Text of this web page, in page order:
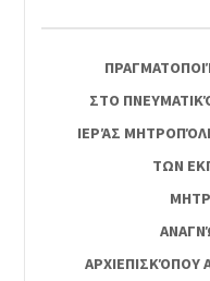
Ο ΠΝΕΥΜΑΤΙΚΌ
ΡΆΣ
Ν
ΧΙΕΠΙΣΚΌΠΟΥ